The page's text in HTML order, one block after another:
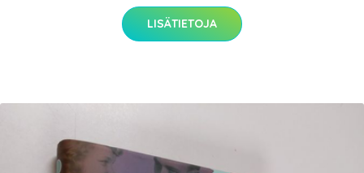
LISÄTIETOJA